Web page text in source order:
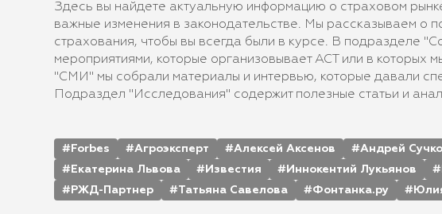
Здесь вы найдете актуальную информацию о страховом
важные изменения в законодательстве. Мы рассказываем о
страхования, чтобы вы всегда были в курсе. В подразделе
мероприятиями, которые организовывает АСТ или в которых
"СМИ" мы собрали материалы и интервью, которые давали
Подраздел "Исследования" содержит полезные статьи и
Forbes Агроэксперт Алексей Аксенов Андрей
Екатерина Львова
Известия Иннокентий Лукьянов
РЖД-Партнер
Татьяна Савелова Фонтанка.ру